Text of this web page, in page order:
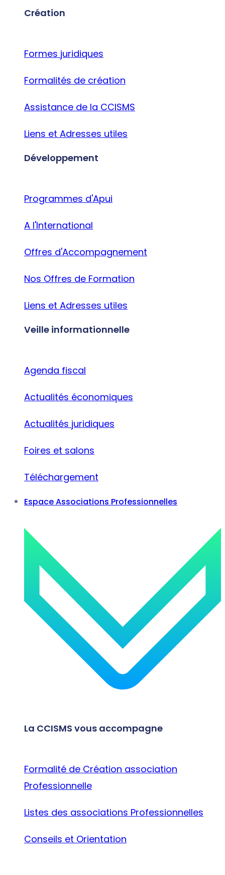
Création
Formes juridiques
Formalités de création
Assistance de la CCISMS
Liens et Adresses utiles
Développement
Programmes d'Apui
A l'International
Offres d'Accompagnement
Nos Offres de Formation
Liens et Adresses utiles
Veille informationnelle
Agenda fiscal
Actualités économiques
Actualités juridiques
Foires et salons
Téléchargement
Espace Associations Professionnelles
La CCISMS vous accompagne
Formalité de Création association
Professionnelle
Listes des associations Professionnelles
Conseils et Orientation